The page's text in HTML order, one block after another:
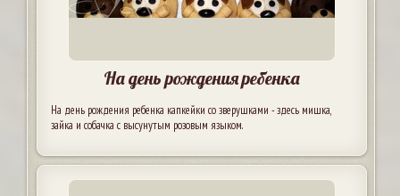
На день рождения ребенка
На день рождения ребенка капкейки со зверушками - здесь мишка,
зайка и собачка с высунутым розовым языком.